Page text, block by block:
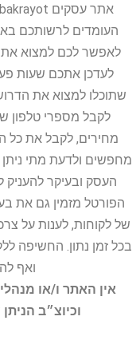
העומדים לרשותכם
לאפשר לכם למצוא את
לעדכן אתכם שעות
שתוכלו למצוא את
לקבל מספרי טלפון
מחירים, לקבל את כל
מחפשים ולדעת מתי
העסק ובעיקר
הפורטל מזמין גם את
של לקוחות, לענות על
בכל זמן נתון. החשיפה
ואף
אין האתר ו/או
וכיוצ״ב